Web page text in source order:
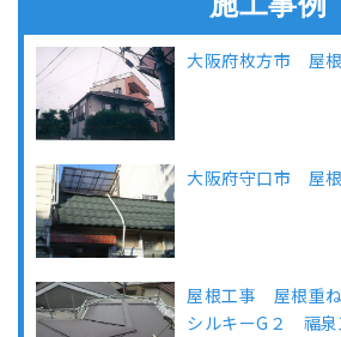
大阪府枚方市 屋
大阪府守口市 屋
屋根工事 屋根重
シルキーG２ 福